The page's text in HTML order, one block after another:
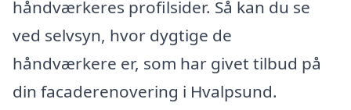
håndværkeres profilsider. Så kan du se
ved selvsyn, hvor dygtige de
håndværkere er, som har givet tilbud på
din facaderenovering i Hvalpsund.